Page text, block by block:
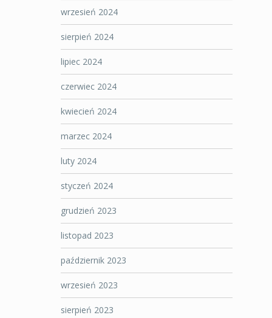
wrzesień 2024
sierpień 2024
lipiec 2024
czerwiec 2024
kwiecień 2024
marzec 2024
luty 2024
styczeń 2024
grudzień 2023
listopad 2023
październik 2023
wrzesień 2023
sierpień 2023